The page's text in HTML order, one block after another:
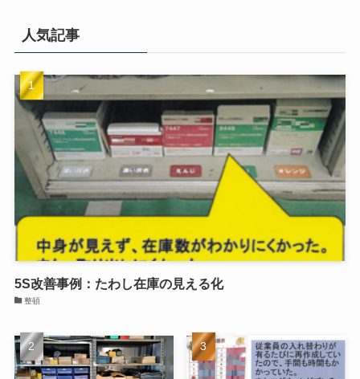
人気記事
5S改善事例：たわし在庫の見える化
整頓